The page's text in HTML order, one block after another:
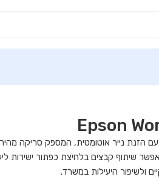
ולשיפור היעילות במשרד.